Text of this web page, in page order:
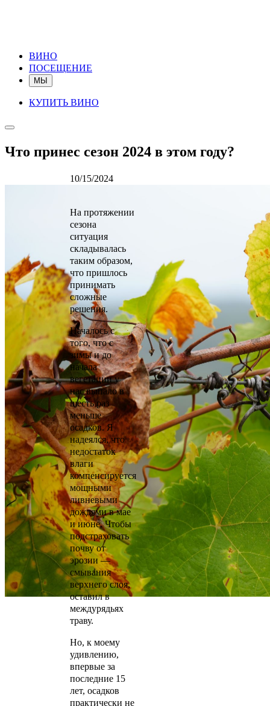
ВИНО
ПОСЕЩЕНИЕ
МЫ
КУПИТЬ ВИНО
Что принес сезон 2024 в этом году?
10/15/2024
На протяжении
сезона
ситуация
складывалась
таким образом,
что пришлось
принимать
сложные
решения.
Началось с
того, что с
зимы и до
начала
вегетации у
нас выпало в
шесть раз
меньше
осадков. Я
надеялся, что
недостаток
влаги
компенсируется
мощными
ливневыми
дождями в мае
и июне. Чтобы
подстраховать
почву от
эрозии —
смывания
верхнего слоя,
оставил в
междурядьях
траву.
Но, к моему
удивлению,
впервые за
последние 15
лет, осадков
практически не